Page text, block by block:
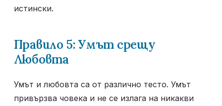
истински.
Правило 5: Умът срещу
Любовта
Умът и любовта са от различно тесто. Умът
привързва човека и не се излага на никакви